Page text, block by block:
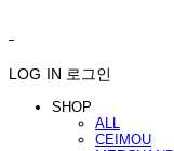
LOG IN 로그인
SHOP
ALL
CEIMOU